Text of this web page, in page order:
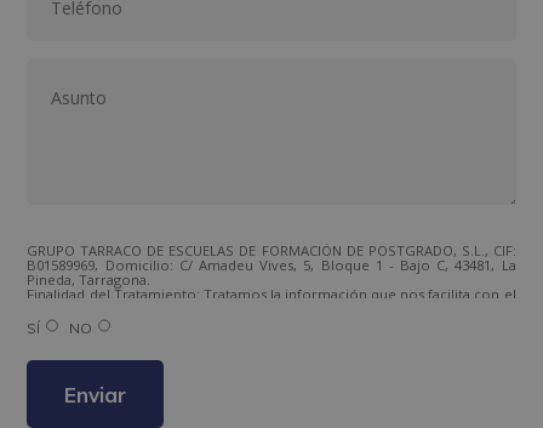
GRUPO TARRACO DE ESCUELAS DE FORMACIÓN DE POSTGRADO, S.L., CIF:
B01589969, Domicilio: C/ Amadeu Vives, 5, Bloque 1 - Bajo C, 43481, La
Pineda, Tarragona.
Finalidad del Tratamiento: Tratamos la información que nos facilita con el
los productos ofrecidos y otros tipo de productos que fueran de su
interés.
Derechos: Puede ejercitar sus derechos identificándose suficientemente,
Para más información consulte nuestra Política de Privacidad.
SÍ NO